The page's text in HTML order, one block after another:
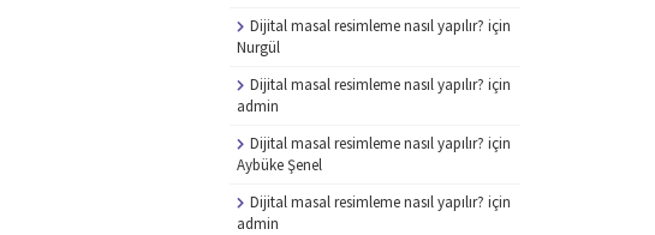
Dijital masal resimleme nasıl yapılır? için
Nurgül
Dijital masal resimleme nasıl yapılır? için
admin
Dijital masal resimleme nasıl yapılır? için
Aybüke Şenel
Dijital masal resimleme nasıl yapılır? için
admin